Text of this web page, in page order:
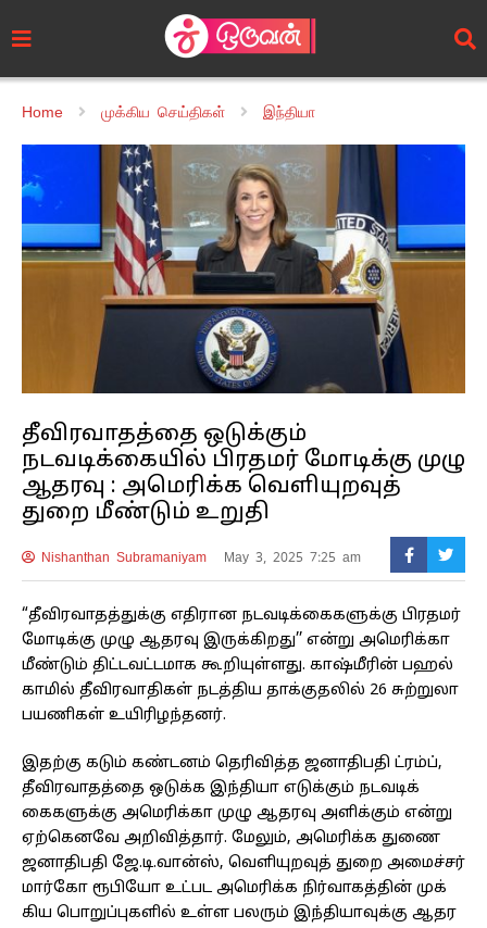
Home முக்கிய செய்திகள் இந்தியா
தீவிரவாதத்தை ஒடுக்கும்
நடவடிக்கையில் பிரதமர் மோடிக்கு முழு
ஆதரவு : அமெரிக்க வெளியுறவுத்
துறை மீண்டும் உறுதி
Nishanthan Subramaniyam May 3, 2025 7:25 am
“தீ​விர​வாதத்​துக்கு எதி​ரான நடவடிக்​கைகளுக்கு பிரதமர்
மோடிக்கு முழு ஆதரவு இருக்​கிறது’’ என்று அமெரிக்கா
மீண்​டும் திட்​ட​வட்​ட​மாக கூறி​யுள்​ளது. காஷ்மீரின் பஹல்​
காமில் தீவிர​வா​தி​கள் நடத்​திய தாக்​குதலில் 26 சுற்​றுலா
பயணி​கள் உயி​ரிழந்​தனர்.
இதற்கு கடும் கண்டனம் தெரிவித்த ஜனாதிபதி ட்ரம்ப்,
தீவிர​வாதத்தை ஒடுக்க இந்​தியா எடுக்​கும் நடவடிக்​
கைகளுக்கு அமெரிக்கா முழு ஆதரவு அளிக்​கும் என்று
ஏற்​கெனவே அறி​வித்​தார். மேலும், அமெரிக்க துணை
ஜனாதிபதி ஜே.டி.​வான்​ஸ், வெளி​யுறவுத் துறை அமைச்​சர்
மார்கோ ரூபியோ உட்பட அமெரிக்க நிர்​வாகத்​தின் முக்​
கிய பொறுப்​பு​களில் உள்ள பலரும் இந்​தி​யா​வுக்கு ஆதர​